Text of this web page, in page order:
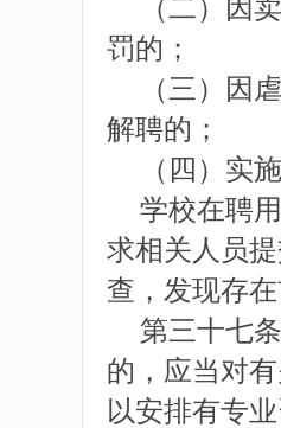
（二）因卖
罚的；
（三）因虐
解聘的；
（四）实施
学校在聘用
求相关人员
查，发现存
第三十七条
的，应当对
以安排有专